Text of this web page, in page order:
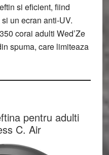
si eficient, fiind
un ecran anti-UV.
corai adulti Wed’Ze
spuma, care limiteaza
pentru adulti
C. Air